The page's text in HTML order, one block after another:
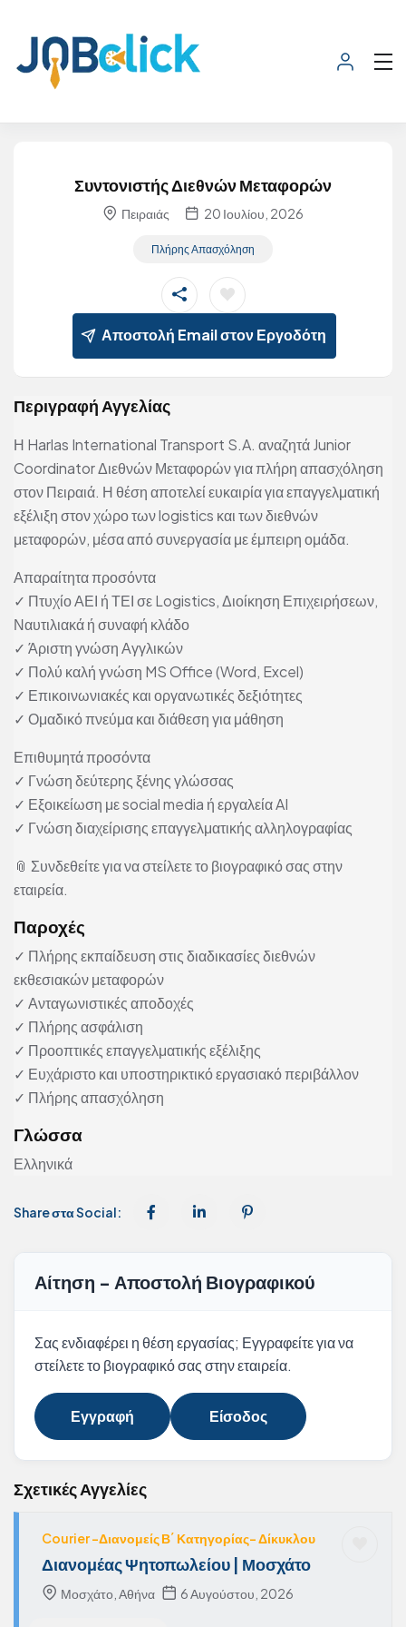
Συντονιστής Διεθνών Μεταφορών
Πειραιάς 20 Ιουλίου, 2026
Πλήρης Απασχόληση
Αποστολή Email στον Εργοδότη
Περιγραφή Αγγελίας
Η Harlas International Transport S.A. αναζητά Junior
Coordinator Διεθνών Μεταφορών για πλήρη απασχόληση
στον Πειραιά. Η θέση αποτελεί ευκαιρία για επαγγελματική
εξέλιξη στον χώρο των logistics και των διεθνών
μεταφορών, μέσα από συνεργασία με έμπειρη ομάδα.
Απαραίτητα προσόντα
✓ Πτυχίο ΑΕΙ ή ΤΕΙ σε Logistics, Διοίκηση Επιχειρήσεων,
Ναυτιλιακά ή συναφή κλάδο
✓ Άριστη γνώση Αγγλικών
✓ Πολύ καλή γνώση MS Office (Word, Excel)
✓ Επικοινωνιακές και οργανωτικές δεξιότητες
✓ Ομαδικό πνεύμα και διάθεση για μάθηση
Επιθυμητά προσόντα
✓ Γνώση δεύτερης ξένης γλώσσας
✓ Εξοικείωση με social media ή εργαλεία AI
✓ Γνώση διαχείρισης επαγγελματικής αλληλογραφίας
📎 Συνδεθείτε για να στείλετε το βιογραφικό σας στην
εταιρεία.
Παροχές
✓ Πλήρης εκπαίδευση στις διαδικασίες διεθνών
εκθεσιακών μεταφορών
✓ Ανταγωνιστικές αποδοχές
✓ Πλήρης ασφάλιση
✓ Προοπτικές επαγγελματικής εξέλιξης
✓ Ευχάριστο και υποστηρικτικό εργασιακό περιβάλλον
✓ Πλήρης απασχόληση
Γλώσσα
Ελληνικά
Share στα Social:
Αίτηση - Αποστολή Βιογραφικού
Σας ενδιαφέρει η θέση εργασίας; Εγγραφείτε για να
στείλετε το βιογραφικό σας στην εταιρεία.
Εγγραφή Είσοδος
Σχετικές Αγγελίες
Courier -Διανομείς Β΄ Κατηγορίας- Δίκυκλου
Διανομέας Ψητοπωλείου | Μοσχάτο
Μοσχάτο, Αθήνα 6 Αυγούστου, 2026